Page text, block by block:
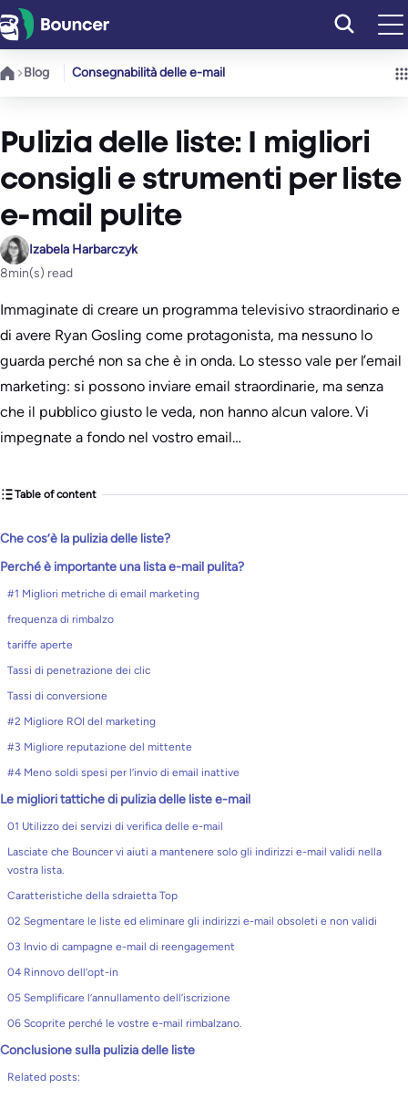
Vai
al
contenuto
Blog Consegnabilità delle e-mail
Pulizia delle liste: I migliori
consigli e strumenti per liste
e-mail pulite
Izabela Harbarczyk
8min(s) read
Immaginate di creare un programma televisivo straordinario e
di avere Ryan Gosling come protagonista, ma nessuno lo
guarda perché non sa che è in onda. Lo stesso vale per l’email
marketing: si possono inviare email straordinarie, ma senza
che il pubblico giusto le veda, non hanno alcun valore. Vi
impegnate a fondo nel vostro email…
Table of content
Che cos’è la pulizia delle liste?
Perché è importante una lista e-mail pulita?
#1 Migliori metriche di email marketing
frequenza di rimbalzo
tariffe aperte
Tassi di penetrazione dei clic
Tassi di conversione
#2 Migliore ROI del marketing
#3 Migliore reputazione del mittente
#4 Meno soldi spesi per l’invio di email inattive
Le migliori tattiche di pulizia delle liste e-mail
01 Utilizzo dei servizi di verifica delle e-mail
Lasciate che Bouncer vi aiuti a mantenere solo gli indirizzi e-mail validi nella
vostra lista.
Caratteristiche della sdraietta Top
02 Segmentare le liste ed eliminare gli indirizzi e-mail obsoleti e non validi
03 Invio di campagne e-mail di reengagement
04 Rinnovo dell’opt-in
05 Semplificare l’annullamento dell’iscrizione
06 Scoprite perché le vostre e-mail rimbalzano.
Conclusione sulla pulizia delle liste
Related posts: